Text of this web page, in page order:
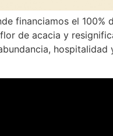
financiamos el 100%
de acacia y
hospitalidad